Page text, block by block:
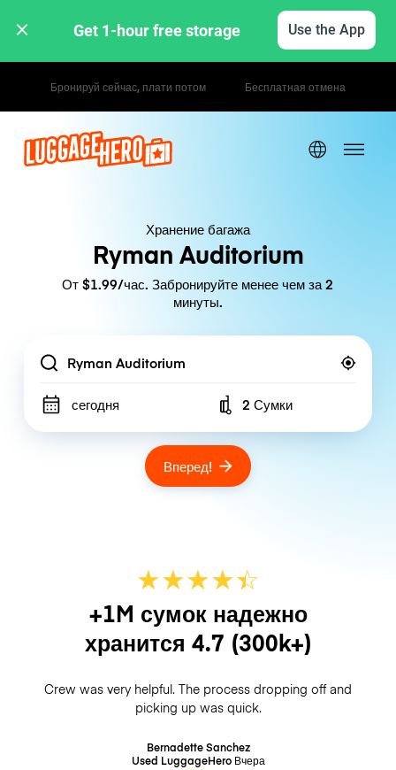
Get 1-hour free storage Use the App
Почасовые / дневные тарифы
Хранение багажа
Ryman Auditorium
От $1.99/час. Забронируйте менее чем за 2
минуты.
Location
сегодня Number of bags
2 Сумки
Вперед!
★★★★☆
★
+1M сумок надежно
хранится 4.7 (300k+)
Crew was very helpful. The process dropping off and
picking up was quick.
Bernadette Sanchez
Used LuggageHero Вчера